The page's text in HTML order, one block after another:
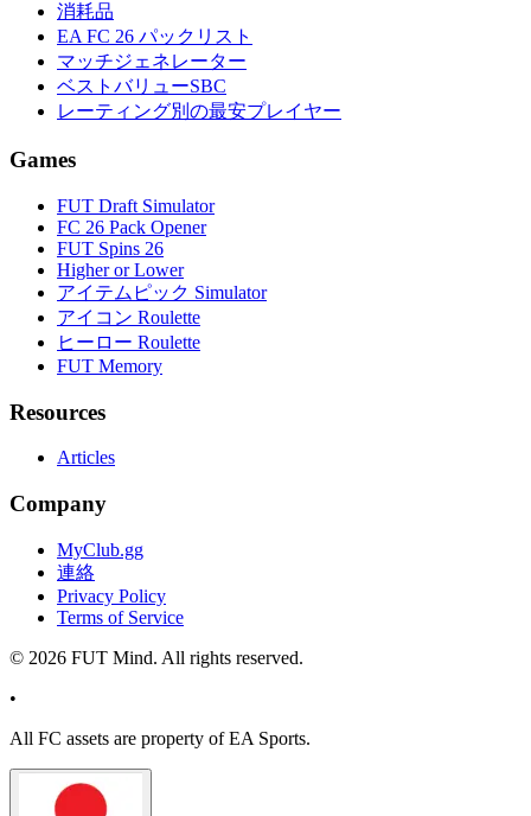
消耗品
EA FC 26 パックリスト
マッチジェネレーター
ベストバリューSBC
レーティング別の最安プレイヤー
Games
FUT Draft Simulator
FC 26 Pack Opener
FUT Spins 26
Higher or Lower
アイテムピック Simulator
アイコン Roulette
ヒーロー Roulette
FUT Memory
Resources
Articles
Company
MyClub.gg
連絡
Privacy Policy
Terms of Service
© 2026 FUT Mind. All rights reserved.
•
All FC assets are property of EA Sports.